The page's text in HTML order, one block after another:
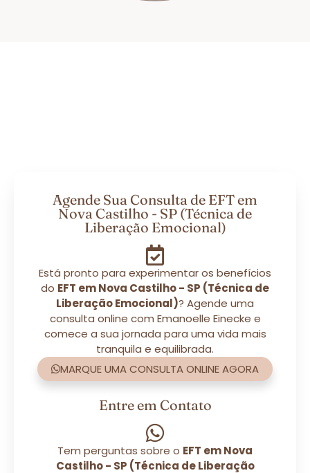
Agende Sua Consulta de EFT em
Nova Castilho - SP (Técnica de
Liberação Emocional)
Está pronto para experimentar os benefícios
do EFT em Nova Castilho - SP (Técnica de
Liberação Emocional)? Agende uma
consulta online com Emanoelle Einecke e
comece a sua jornada para uma vida mais
tranquila e equilibrada.
MARQUE UMA CONSULTA ONLINE AGORA
Entre em Contato
Tem perguntas sobre o EFT em Nova
Castilho - SP (Técnica de Liberação